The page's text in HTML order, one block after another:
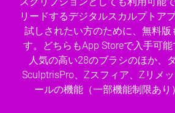
リードするデジタルスカルプトア
試しされたい方のために、無料版
す。どちらもApp Storeで入手可
人気の高い28のブラシのほか、
SculptrisPro、Zスフィア、Zリメ
ールの機能（一部機能制限あり